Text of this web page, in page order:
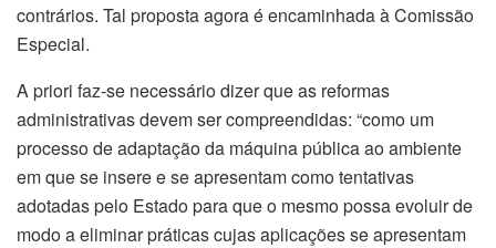
contrários. Tal proposta agora é encaminhada à Comissão
Especial.
A priori faz-se necessário dizer que as reformas
administrativas devem ser compreendidas: “como um
processo de adaptação da máquina pública ao ambiente
em que se insere e se apresentam como tentativas
adotadas pelo Estado para que o mesmo possa evoluir de
modo a eliminar práticas cujas aplicações se apresentam